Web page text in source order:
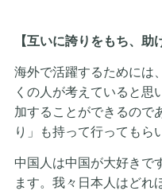
【互いに誇りをもち、助
海外で活躍するためには
くの人が考えていると思
加することができるので
り」も持って行ってもら
中国人は中国が大好きで
ます。我々日本人はどれ